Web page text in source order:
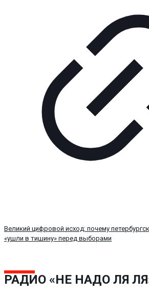
Великий цифровой исход: почему
«ушли в тишину» перед выборами
РАДИО «НЕ НАДО ЛЯ